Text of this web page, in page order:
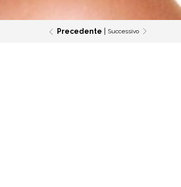
Precedente Successivo